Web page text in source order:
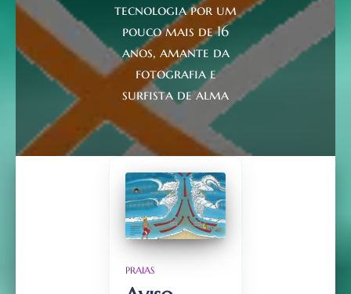
tecnologia por um
pouco mais de 16
anos, amante da
fotografia e
surfista de alma
PRAIAS